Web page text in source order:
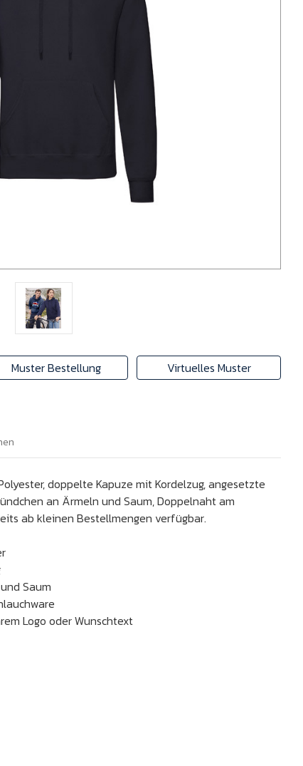
Muster Bestellung Virtuelles Muster
doppelte Kapuze mit Kordelzug, angesetzte
an Ärmeln und Saum, Doppelnaht am
ab kleinen Bestellmengen verfügbar.
Saum
Logo oder Wunschtext